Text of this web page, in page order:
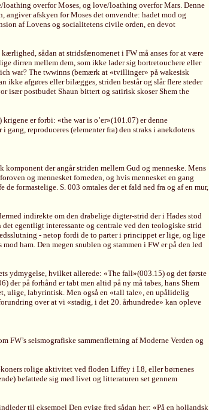
overfor Moses, og love/loathing overfor Mars. Denne
afskyen for Moses det omvendte: hadet mod og
af Lovens og socialitetens civile orden, en devot
sådan at stridsfænomenet i FW må anses for at være
dirren mellem dem, som ikke lader sig bortretouchere eller
war? The twwinns (bemærk at «tvillinger» på wakesisk
afgøres eller bilægges, striden består og slår flere steder
især postbudet Shaun bittert og satirisk skoser Shem the
er forbi: «the war is o’er»(101.07) er denne
reproduceres (elementer fra) den straks i anekdotens
der angår striden mellem Gud og menneske. Mens
og mennesket forneden, og hvis mennesket en gang
formastelige. S. 003 omtales der et fald ned fra og af en mur,
indirekte om den drabelige digter-strid der i Hades stod
egentligt interessante og centrale ved den teologiske strid
- netop fordi de to parter i princippet er lige, og lige
ham. Den megen snublen og stammen i FW er på den led
ydmygelse, hvilket allerede: «The fall»(003.15) og det første
der på forhånd er tabt men altid på ny må tabes, hans Shem
ulige, labyrintisk. Men også en «tall tale», en upålidelig
over at vi «stadig, i det 20. århundrede» kan opleve
FW’s seismografiske sammenfletning af Moderne Verden og
rolige aktivitet ved floden Liffey i I.8, eller børnenes
befattede sig med livet og litteraturen set gennem
til eksempel Den evige fred sådan her: «På en hollandsk